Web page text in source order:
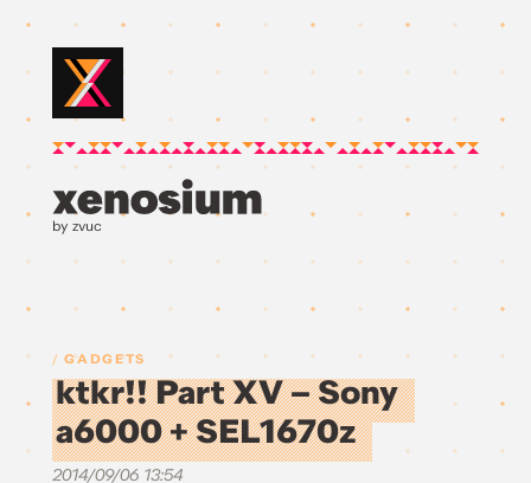
by zvuc
GADGETS
ktkr!! Part XV – Sony
a6000 + SEL1670z
2014/09/06 13:54